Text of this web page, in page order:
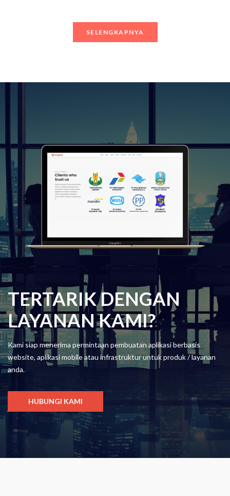
SELENGKAPNYA
TERTARIK DENGAN
LAYANAN KAMI?
Kami siap menerima permintaan pembuatan aplikasi berbasis
website, aplikasi mobile atau infrastruktur untuk produk / layanan
anda.
HUBUNGI KAMI